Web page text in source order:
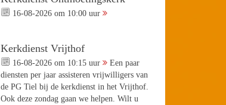
16-08-2026 om 10:00 uur
Kerkdienst Vrijthof
16-08-2026 om 10:15 uur
Een paar
diensten per jaar assisteren vrijwilligers van
de PG Tiel bij de kerkdienst in het Vrijthof.
Ook deze zondag gaan we helpen. Wilt u